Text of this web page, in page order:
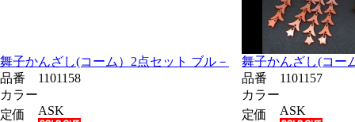
舞子かんざし(コーム）2点セット ブル－
舞子かんざし(コー
品番
1101158
カラー
定価
ASK
品番
1101157
カラー
定価
ASK